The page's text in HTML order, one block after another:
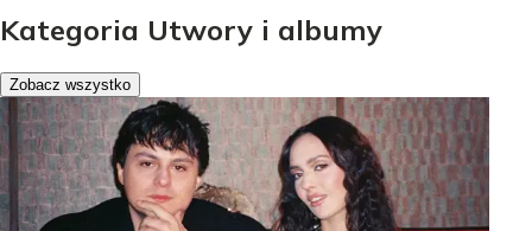
Kategoria Utwory i albumy
Zobacz wszystko